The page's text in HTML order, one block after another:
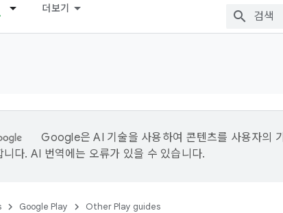
더보기
Google은 AI 기술을 사용하여 콘텐츠를 사용자의
니다. AI 번역에는 오류가 있을 수 있습니다.
Google Play Other Play guides